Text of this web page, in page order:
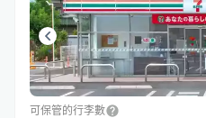
可保管的行李數